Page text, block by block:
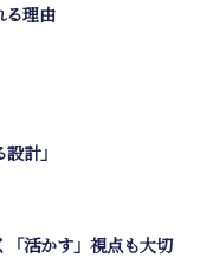
る理由
計」
「活かす」視点も大切